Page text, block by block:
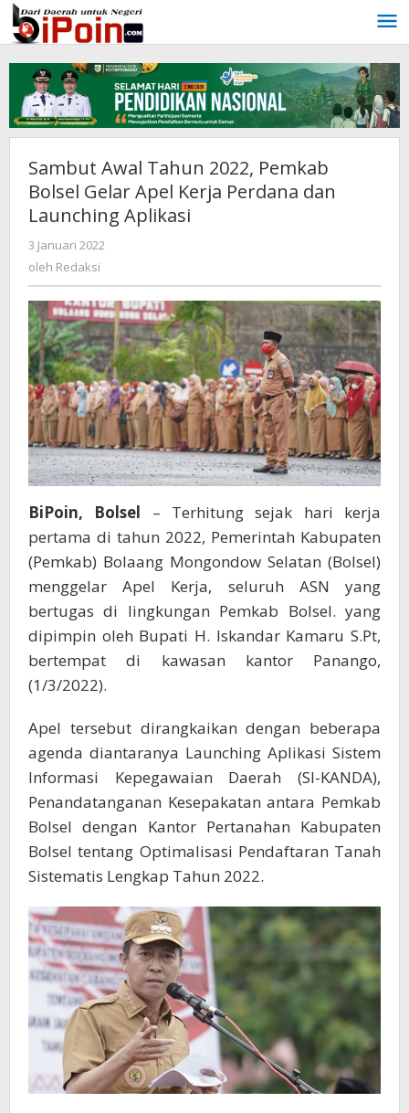
Lewati
ke
konten
Sambut Awal Tahun 2022, Pemkab
Bolsel Gelar Apel Kerja Perdana dan
Launching Aplikasi
3 Januari 2022
oleh Redaksi
BiPoin, Bolsel – Terhitung sejak hari kerja
pertama di tahun 2022, Pemerintah Kabupaten
(Pemkab) Bolaang Mongondow Selatan (Bolsel)
menggelar Apel Kerja, seluruh ASN yang
bertugas di lingkungan Pemkab Bolsel. yang
dipimpin oleh Bupati H. Iskandar Kamaru S.Pt,
bertempat di kawasan kantor Panango,
(1/3/2022).
Apel tersebut dirangkaikan dengan beberapa
agenda diantaranya Launching Aplikasi Sistem
Informasi Kepegawaian Daerah (SI-KANDA),
Penandatanganan Kesepakatan antara Pemkab
Bolsel dengan Kantor Pertanahan Kabupaten
Bolsel tentang Optimalisasi Pendaftaran Tanah
Sistematis Lengkap Tahun 2022.